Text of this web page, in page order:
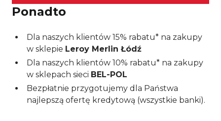
W pobliżu znajdują się przystanki autobusowe i
poruszać się komunikacją miejską. Lokalizacja
będzie szczególnie korzystna dla studentów
Uniwersytetu Łódzkiego oraz Akademii Sztuk
Pięknych. Dobry dojazd do uczelni pozwala
ograniczyć czas codziennych podróży i sprawnie
dotrzeć na zajęcia.
Ponadto
Dla naszych klientów 15% rabatu* na zakupy
w sklepie Leroy Merlin Łódź
Dla naszych klientów 10% rabatu* na zakupy
w sklepach sieci BEL-POL
Bezpłatnie przygotujemy dla Państwa
najlepszą ofertę kredytową (wszystkie banki).